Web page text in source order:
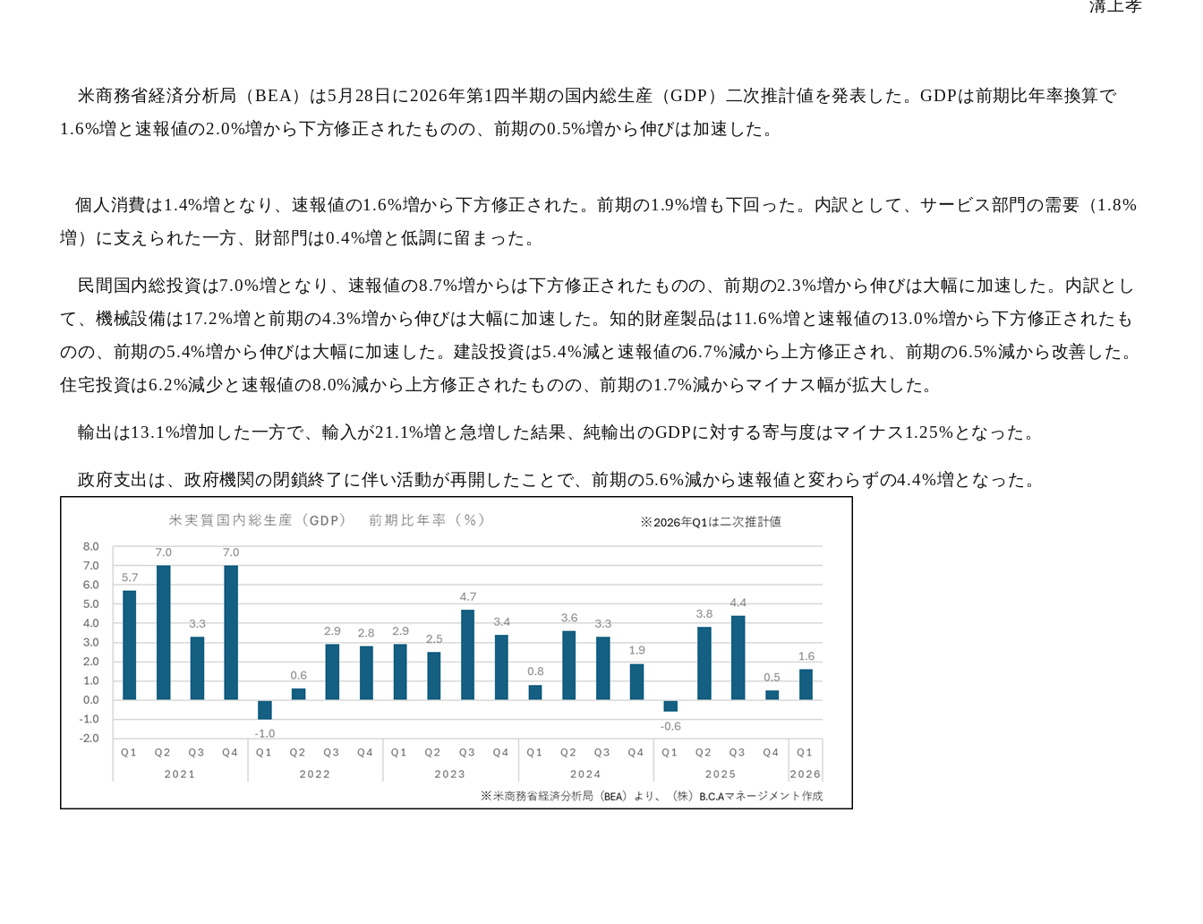
溝上孝
米商務省経済分析局（BEA）は5月28日に2026年第1四半期の国内総生産（GDP）二次推計値を発表した。GDPは前期比年率換算で
1.6%増と速報値の2.0%増から下方修正されたものの、前期の0.5%増から伸びは加速した。
個人消費は1.4%増となり、速報値の1.6%増から下方修正された。前期の1.9%増も下回った。内訳として、サービス部門の需要（1.8%
増）に支えられた一方、財部門は0.4%増と低調に留まった。
民間国内総投資は7.0%増となり、速報値の8.7%増からは下方修正されたものの、前期の2.3%増から伸びは大幅に加速した。内訳とし
て、機械設備は17.2%増と前期の4.3%増から伸びは大幅に加速した。知的財産製品は11.6%増と速報値の13.0%増から下方修正されたも
のの、前期の5.4%増から伸びは大幅に加速した。建設投資は5.4%減と速報値の6.7%減から上方修正され、前期の6.5%減から改善した。
住宅投資は6.2%減少と速報値の8.0%減から上方修正されたものの、前期の1.7%減からマイナス幅が拡大した。
輸出は13.1%増加した一方で、輸入が21.1%増と急増した結果、純輸出のGDPに対する寄与度はマイナス1.25%となった。
政府支出は、政府機関の閉鎖終了に伴い活動が再開したことで、前期の5.6%減から速報値と変わらずの4.4%増となった。